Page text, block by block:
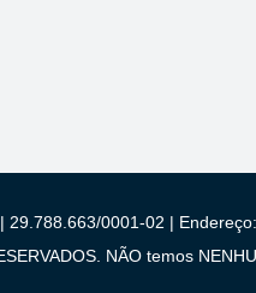
0001-02 |
NÃO temos